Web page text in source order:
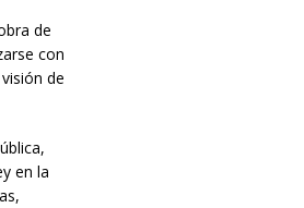
de
con
de
en la